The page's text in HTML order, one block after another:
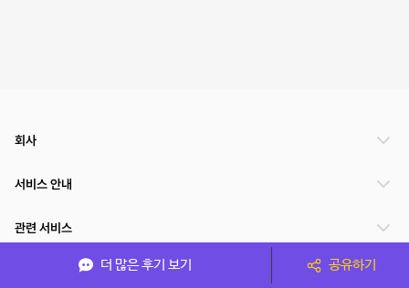
더 많은 후기 보기 공유하기
회사
서비스 안내
관련 서비스